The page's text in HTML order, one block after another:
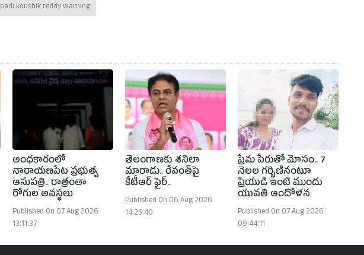
padi koushik reddy warning
అంధకారంలో
నారాయణపేట ప్రభుత్వ
ఆసుపత్రి.. రాత్రంతా
రోగుల అవస్థలు
Published On 07 Aug 2026
13:11:37
తెలంగాణకు శనిలా
మారాడు.. రేవంత్‌పై
కేటీఆర్ ఫైర్..
Published On 06 Aug 2026
14:25:40
ప్రేమ పేరుతో మోసం.. 7
నెలల గర్భిణినంటూ
ప్రియుడి ఇంటి ముందు
యువతి ఆందోళన
Published On 07 Aug 2026
09:44:11